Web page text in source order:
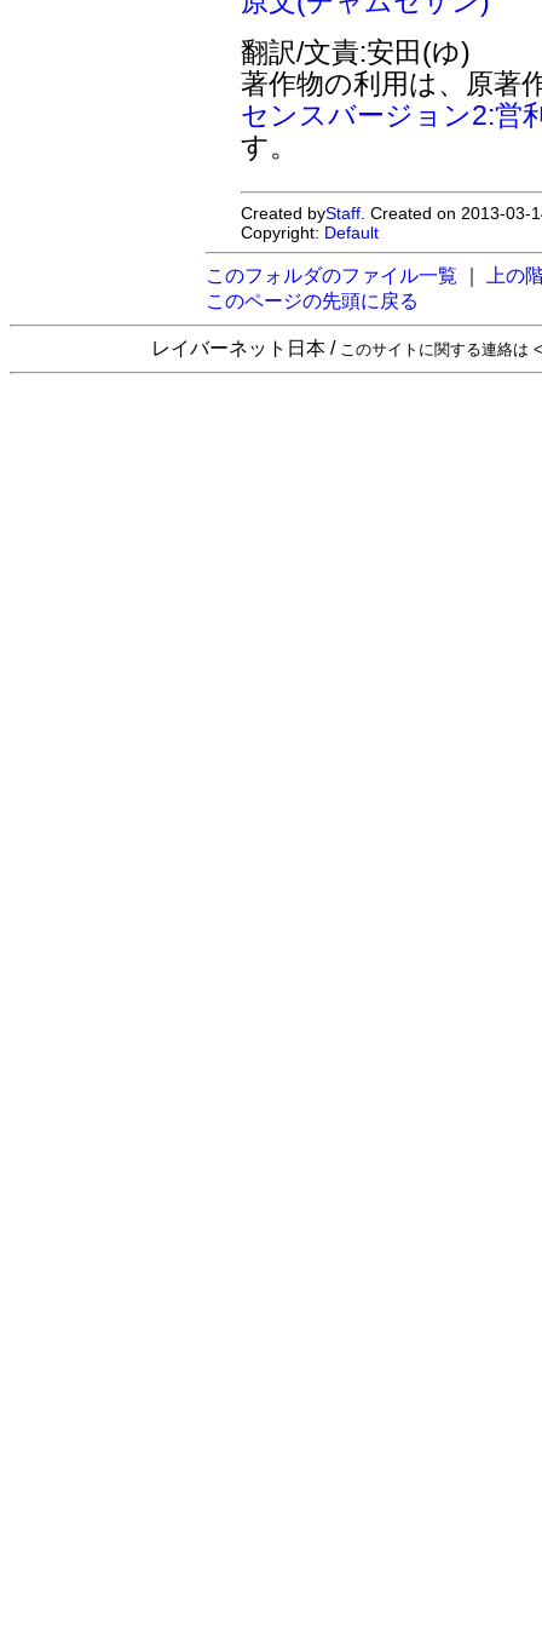
翻訳/文責:安田(ゆ)
著作物の利用は、原著
センスバージョン2:営
す。
Created byStaff . Created on 2013-
Copyright: Default
このフォルダのファイル一覧
上の
このページの先頭に戻る
レイバーネット日本 / このサイトに関する連絡は